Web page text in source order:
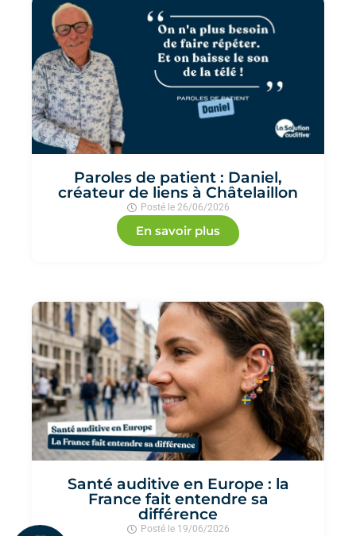
Paroles de patient : Daniel,
créateur de liens à Châtelaillon
Posté le 26/06/2026
En savoir plus
Santé auditive en Europe : la
France fait entendre sa
différence
Posté le 19/06/2026